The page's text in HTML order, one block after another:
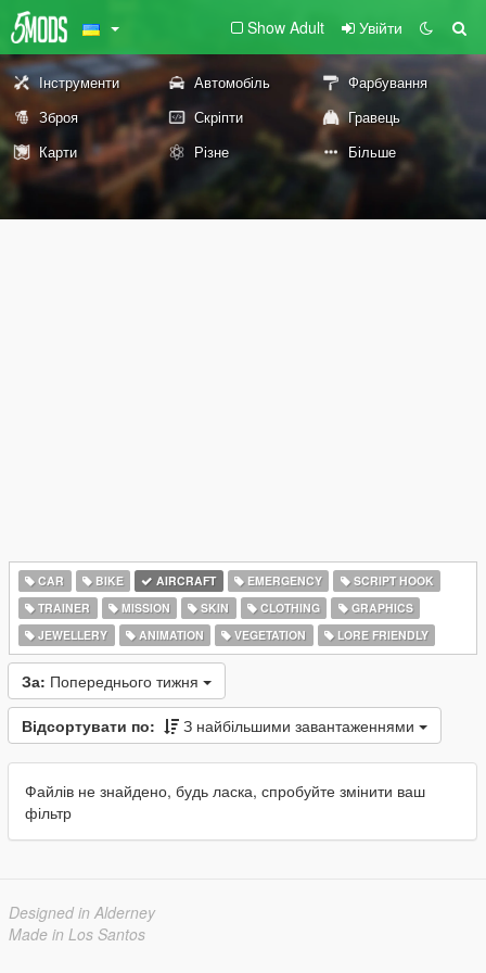
Show Adult Увійти
Інструменти Автомобіль
Фарбування
Зброя
Скріпти
Гравець
Карти
Різне Більше
CAR BIKE AIRCRAFT EMERGENCY
SCRIPT HOOK
TRAINER
MISSION SKIN CLOTHING
GRAPHICS
JEWELLERY
ANIMATION VEGETATION LORE FRIENDLY
За: Попереднього тижня
Відсортувати по: З найбільшими завантаженнями
Файлів не знайдено, будь ласка, спробуйте змінити ваш
фільтр
Designed in Alderney
Made in Los Santos